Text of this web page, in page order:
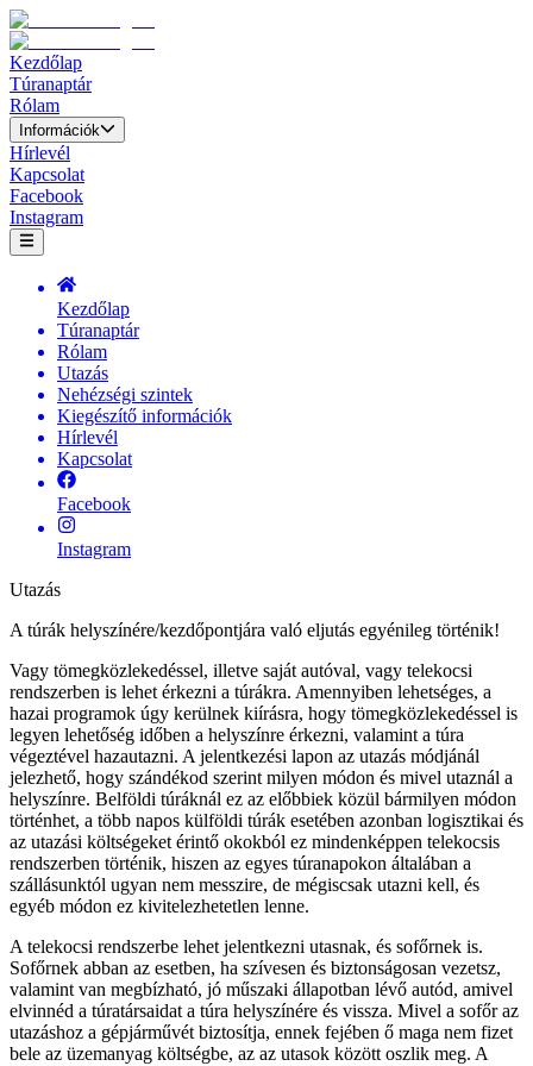
Kezdőlap
Túranaptár
Rólam
Információk
Hírlevél
Kapcsolat
Facebook
Instagram
Kezdőlap
Túranaptár
Rólam
Utazás
Nehézségi szintek
Kiegészítő információk
Hírlevél
Kapcsolat
Facebook
Instagram
Utazás
A túrák helyszínére/kezdőpontjára való eljutás egyénileg történik!
Vagy tömegközlekedéssel, illetve saját autóval, vagy telekocsi
rendszerben is lehet érkezni a túrákra. Amennyiben lehetséges, a
hazai programok úgy kerülnek kiírásra, hogy tömegközlekedéssel is
legyen lehetőség időben a helyszínre érkezni, valamint a túra
végeztével hazautazni. A jelentkezési lapon az utazás módjánál
jelezhető, hogy szándékod szerint milyen módon és mivel utaznál a
helyszínre. Belföldi túráknál ez az előbbiek közül bármilyen módon
történhet, a több napos külföldi túrák esetében azonban logisztikai és
az utazási költségeket érintő okokból ez mindenképpen telekocsis
rendszerben történik, hiszen az egyes túranapokon általában a
szállásunktól ugyan nem messzire, de mégiscsak utazni kell, és
egyéb módon ez kivitelezhetetlen lenne.
A telekocsi rendszerbe lehet jelentkezni utasnak, és sofőrnek is.
Sofőrnek abban az esetben, ha szívesen és biztonságosan vezetsz,
valamint van megbízható, jó műszaki állapotban lévő autód, amivel
elvinnéd a túratársaidat a túra helyszínére és vissza. Mivel a sofőr az
utazáshoz a gépjárművét biztosítja, ennek fejében ő maga nem fizet
bele az üzemanyag költségbe, az az utasok között oszlik meg. A